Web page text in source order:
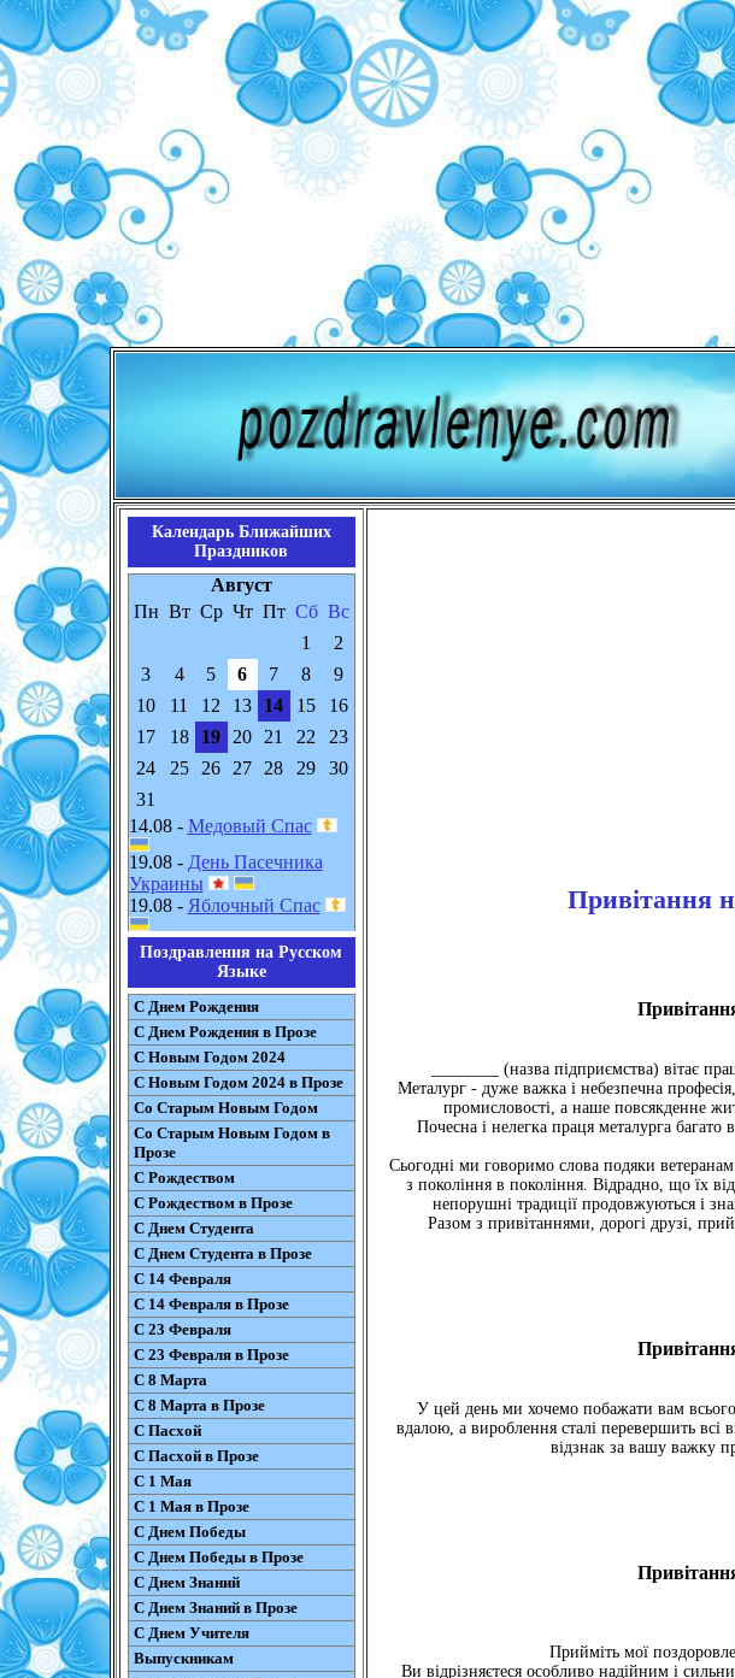
Календарь Ближайших
Праздников
Август
Пн Вт Ср Чт Пт Сб Вс
1
2
3
4 5 6 7 8
9
10
11 12 13 14 15
16
17
18 19 20 21 22
23
24
25 26 27 28 29
30
31
14.08 - Медовый Спас
19.08 - День Пасечника
Украины
19.08 - Яблочный Спас
Поздравления на Русском
Языке
С Днем Рождения
С Днем Рождения в Прозе
С Новым Годом 2024
С Новым Годом 2024 в Прозе
Со Старым Новым Годом
Со Старым Новым Годом в
Прозе
С Рождеством
С Рождеством в Прозе
С Днем Студента
С Днем Студента в Прозе
С 14 Февраля
С 14 Февраля в Прозе
С 23 Февраля
С 23 Февраля в Прозе
С 8 Марта
С 8 Марта в Прозе
С Пасхой
С Пасхой в Прозе
С 1 Мая
С 1 Мая в Прозе
С Днем Победы
С Днем Победы в Прозе
С Днем Знаний
С Днем Знаний в Прозе
С Днем Учителя
Выпускникам
Привітання
________ (назва підприємства) вітає
Металург - дуже важка і небезпечна професія,
промисловості, а наше повсякденне
Почесна і нелегка праця металурга
Сьогодні ми говоримо слова подяки
з покоління в покоління. Відрадно, що їх
непорушні традиції продовжуються і
Разом з привітаннями, дорогі друзі,
У цей день ми хочемо побажати вам
вдалою, а вироблення сталі перевершить всі
відзнак за вашу важку
Прийміть мої
Ви відрізняєтеся особливо надійним і